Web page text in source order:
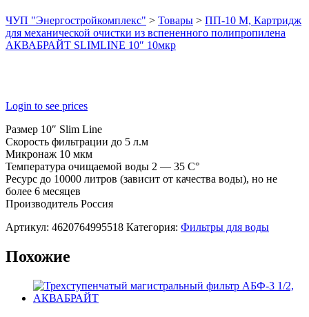
ЧУП "Энергостройкомплекс" > Товары > ПП-10 М, Картридж
для механической очистки из вспененного полипропилена
АКВАБРАЙТ SLIMLINE 10″ 10мкр
Login to see prices
Размер 10″ Slim Line
Скорость фильтрации до 5 л.м
Микронаж 10 мкм
Температура очищаемой воды 2 — 35 C°
Ресурс до 10000 литров (зависит от качества воды), но не
более 6 месяцев
Производитель Россия
Артикул: 4620764995518 Категория: Фильтры для воды
Похожие